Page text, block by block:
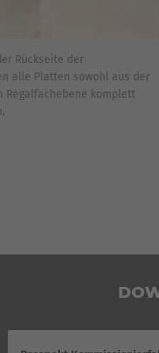
Rückseite der
alle Platten sowohl aus der
Regalfachebene komplett